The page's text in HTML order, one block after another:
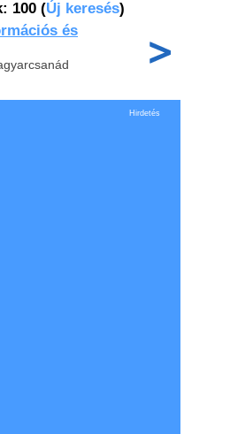
100(Új keresés)
és
Hirdetés